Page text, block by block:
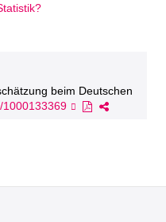
beim Deutschen